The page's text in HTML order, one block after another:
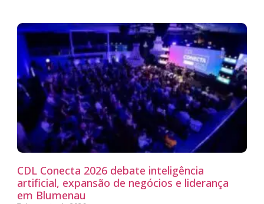
CDL Conecta 2026 debate inteligência
artificial, expansão de negócios e liderança
em Blumenau